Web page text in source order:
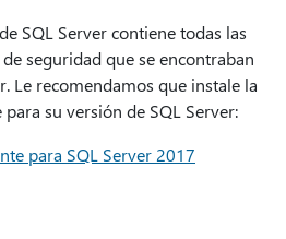
SQL Server contiene todas las
seguridad que se encontraban
Le recomendamos que instale la
su versión de SQL Server:
para SQL Server 2017